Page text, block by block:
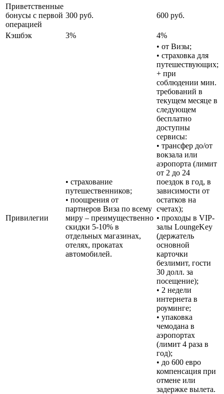
Приветственные
бонусы с первой
операцией
300 руб. 600 руб.
Кэшбэк 3% 4%
Привилегии
• страхование
путешественников;
• поощрения от
партнеров Виза по всему
миру – преимущественно
скидки 5-10% в
отдельных магазинах,
отелях, прокатах
автомобилей.
• от Визы;
• страховка для
путешествующих;
+ при
соблюдении мин.
требований в
текущем месяце в
следующем
бесплатно
доступны
сервисы:
• трансфер до/от
вокзала или
аэропорта (лимит
от 2 до 24
поездок в год, в
зависимости от
остатков на
счетах);
• проходы в VIP-
залы LoungeKey
(держатель
основной
карточки
безлимит, гости
30 долл. за
посещение);
• 2 недели
интернета в
роуминге;
• упаковка
чемодана в
аэропортах
(лимит 4 раза в
год);
• до 600 евро
компенсация при
отмене или
задержке вылета.